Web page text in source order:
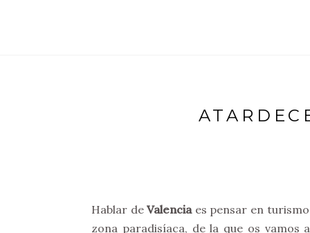
Hablar deValenciaes pensar en turismo
zona paradisíaca, de la que os vamos